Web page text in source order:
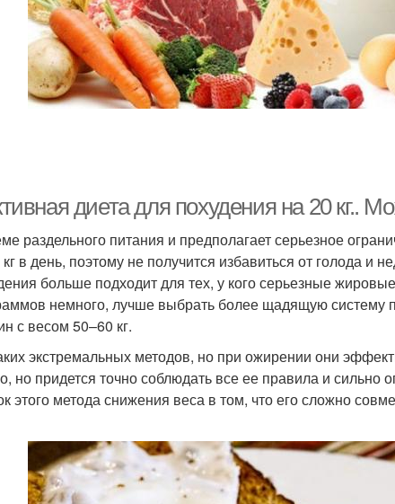
диета для похудения на 20 кг..
раздельного питания и предполагает серьезное
в день, поэтому не получится избавиться от голода и
больше подходит для тех, у кого серьезные
немного, лучше выбрать более щадящую систему
с весом 50–60 кг.
экстремальных методов, но при ожирении они
но придется точно соблюдать все ее правила и сильно
этого метода снижения веса в том, что его сложно